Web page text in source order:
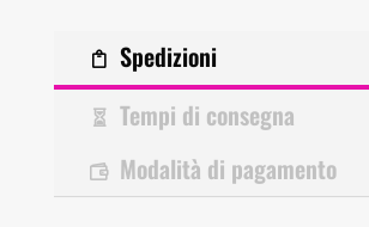
Spedizioni
Tempi di consegna
Modalità di pagamento